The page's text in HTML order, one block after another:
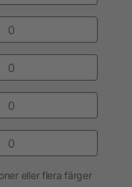
eller flera färger